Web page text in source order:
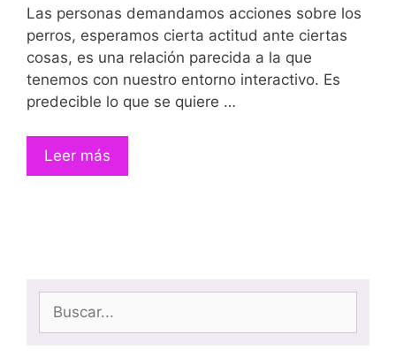
Las personas demandamos acciones sobre los
perros, esperamos cierta actitud ante ciertas
cosas, es una relación parecida a la que
tenemos con nuestro entorno interactivo. Es
predecible lo que se quiere …
Leer más